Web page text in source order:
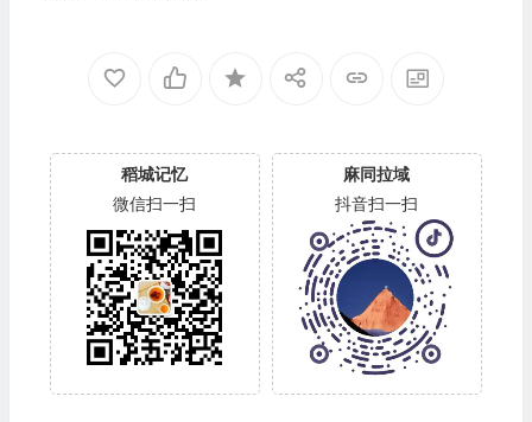
稻城记忆
微信扫一扫
麻同拉域
抖音扫一扫